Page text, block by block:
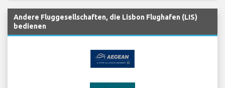
Andere Fluggesellschaften, die Lisbon Flughafen (LIS)
bedienen